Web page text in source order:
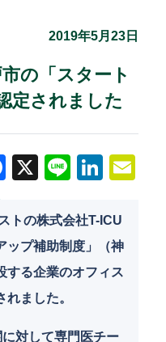
2019年5月23日
の「スタート
定されました
n
e
n
k
e
n
m
ai
トの株式会社T-ICU
ップ補助制度」（神
する企業のオフィス
ました。
対して専門医チー